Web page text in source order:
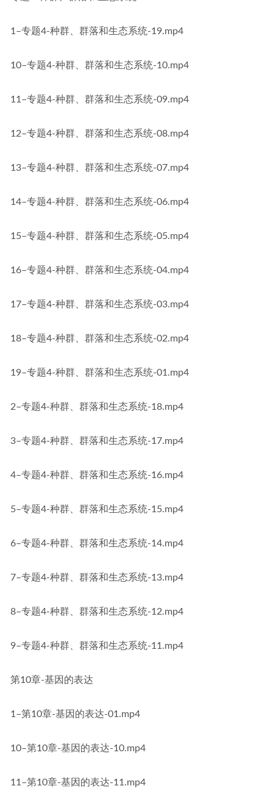
1–专题4-种群、群落和生态系统-19.mp4
10–专题4-种群、群落和生态系统-10.mp4
11–专题4-种群、群落和生态系统-09.mp4
12–专题4-种群、群落和生态系统-08.mp4
13–专题4-种群、群落和生态系统-07.mp4
14–专题4-种群、群落和生态系统-06.mp4
15–专题4-种群、群落和生态系统-05.mp4
16–专题4-种群、群落和生态系统-04.mp4
17–专题4-种群、群落和生态系统-03.mp4
18–专题4-种群、群落和生态系统-02.mp4
19–专题4-种群、群落和生态系统-01.mp4
2–专题4-种群、群落和生态系统-18.mp4
3–专题4-种群、群落和生态系统-17.mp4
4–专题4-种群、群落和生态系统-16.mp4
5–专题4-种群、群落和生态系统-15.mp4
6–专题4-种群、群落和生态系统-14.mp4
7–专题4-种群、群落和生态系统-13.mp4
8–专题4-种群、群落和生态系统-12.mp4
9–专题4-种群、群落和生态系统-11.mp4
第10章-基因的表达
1–第10章-基因的表达-01.mp4
10–第10章-基因的表达-10.mp4
11–第10章-基因的表达-11.mp4